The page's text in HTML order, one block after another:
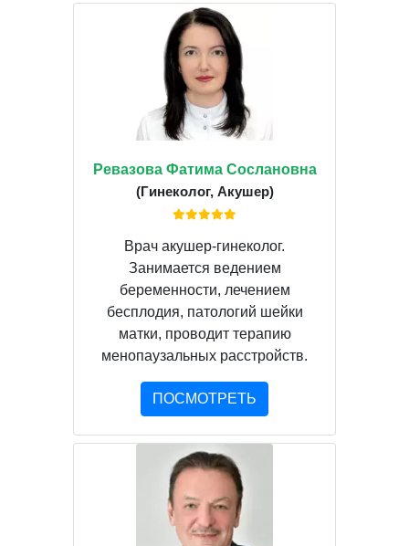
Ревазова Фатима Сослановна
(Гинеколог, Акушер)
Врач акушер-гинеколог.
Занимается ведением
беременности, лечением
бесплодия, патологий шейки
матки, проводит терапию
менопаузальных расстройств.
ПОСМОТРЕТЬ